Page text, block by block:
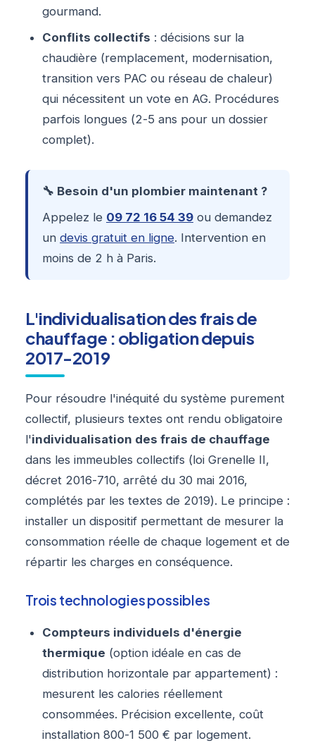
gourmand.
Conflits collectifs : décisions sur la
chaudière (remplacement, modernisation,
transition vers PAC ou réseau de chaleur)
qui nécessitent un vote en AG. Procédures
parfois longues (2-5 ans pour un dossier
complet).
🔧 Besoin d'un plombier maintenant ?
Appelez le 09 72 16 54 39 ou demandez
un devis gratuit en ligne. Intervention en
moins de 2 h à Paris.
L'individualisation des frais de
chauffage : obligation depuis
2017-2019
Pour résoudre l'inéquité du système purement
collectif, plusieurs textes ont rendu obligatoire
l'individualisation des frais de chauffage
dans les immeubles collectifs (loi Grenelle II,
décret 2016-710, arrêté du 30 mai 2016,
complétés par les textes de 2019). Le principe :
installer un dispositif permettant de mesurer la
consommation réelle de chaque logement et de
répartir les charges en conséquence.
Trois technologies possibles
Compteurs individuels d'énergie
thermique (option idéale en cas de
distribution horizontale par appartement) :
mesurent les calories réellement
consommées. Précision excellente, coût
installation 800-1 500 € par logement.